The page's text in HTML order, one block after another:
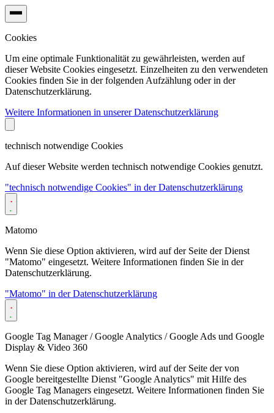
Cookies
Um eine optimale Funktionalität zu gewährleisten, werden auf
dieser Website Cookies eingesetzt. Einzelheiten zu den verwendeten
Cookies finden Sie in der folgenden Aufzählung oder in der
Datenschutzerklärung.
Weitere Informationen in unserer Datenschutzerklärung
technisch notwendige Cookies
Auf dieser Website werden technisch notwendige Cookies genutzt.
"technisch notwendige Cookies" in der Datenschutzerklärung
Matomo
Wenn Sie diese Option aktivieren, wird auf der Seite der Dienst
"Matomo" eingesetzt. Weitere Informationen finden Sie in der
Datenschutzerklärung.
"Matomo" in der Datenschutzerklärung
Google Tag Manager / Google Analytics / Google Ads und Google
Display & Video 360
Wenn Sie diese Option aktivieren, wird auf der Seite der von
Google bereitgestellte Dienst "Google Analytics" mit Hilfe des
Google Tag Managers eingesetzt. Weitere Informationen finden Sie
in der Datenschutzerklärung.